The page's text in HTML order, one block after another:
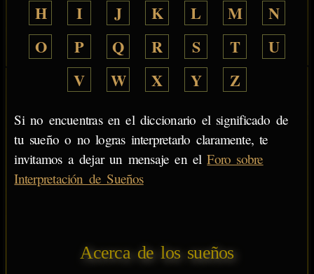
H
I J K L M
N
O
P Q R S T
U
V
W X Y Z
Si no encuentras en el diccionario el significado de
tu sueño o no logras interpretarlo claramente, te
invitamos a dejar un mensaje en elForo sobre
Interpretación de Sueños
Acerca de los sueños